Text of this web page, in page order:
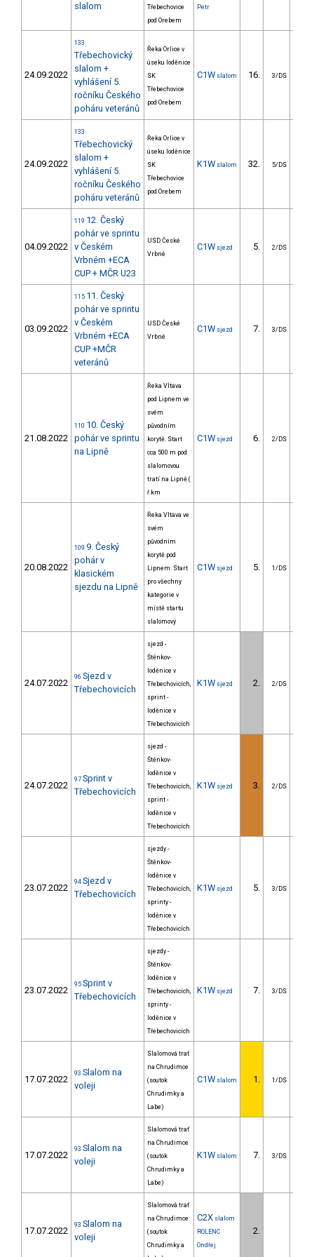
slalom
Třebechovice
pod Orebem
Petr
24.09.2022
133
Třebechovický
slalom +
vyhlášení 5.
ročníku Českého
poháru veteránů
Řeka Orlice v
úseku loděnice
SK
Třebechovice
pod Orebem
C1W slalom 16. 3/DS
24.09.2022
133
Třebechovický
slalom +
vyhlášení 5.
ročníku Českého
poháru veteránů
Řeka Orlice v
úseku loděnice
SK
Třebechovice
pod Orebem
K1W slalom 32. 5/DS
04.09.2022
119 12. Český
pohár ve sprintu
v Českém
Vrbném +ECA
CUP + MČR U23
USD České
Vrbné
C1W sjezd 5. 2/DS
03.09.2022
115 11. Český
pohár ve sprintu
v Českém
Vrbném +ECA
CUP +MČR
veteránů
USD České
Vrbné
C1W sjezd 7. 3/DS
21.08.2022
110 10. Český
pohár ve sprintu
na Lipně
Řeka Vltava
pod Lipnem ve
svém
původním
korytě. Start
cca 500 m pod
slalomovou
tratí na Lipně (
ř.km
C1W sjezd 6. 2/DS
20.08.2022
109 9. Český
pohár v
klasickém
sjezdu na Lipně
Řeka Vltava ve
svém
původním
korytě pod
Lipnem. Start
pro všechny
kategorie v
místě startu
slalomový
C1W sjezd 5. 1/DS
24.07.2022
96 Sjezd v
Třebechovicích
sjezd -
Štěnkov-
loděnice v
Třebechovicích,
sprint -
loděnice v
Třebechovicích
K1W sjezd 2. 2/DS
24.07.2022
97 Sprint v
Třebechovicích
sjezd -
Štěnkov-
loděnice v
Třebechovicích,
sprint -
loděnice v
Třebechovicích
K1W sjezd 3. 2/DS
23.07.2022
94 Sjezd v
Třebechovicích
sjezdy -
Štěnkov-
loděnice v
Třebechovicích,
sprinty -
loděnice v
Třebechovicích
K1W sjezd 5. 3/DS
23.07.2022
95 Sprint v
Třebechovicích
sjezdy -
Štěnkov-
loděnice v
Třebechovicích,
sprinty -
loděnice v
Třebechovicích
K1W sjezd 7. 3/DS
17.07.2022
93 Slalom na
voleji
Slalomová trať
na Chrudimce
(soutok
Chrudimky a
Labe)
C1W slalom 1. 1/DS
17.07.2022
93 Slalom na
voleji
Slalomová trať
na Chrudimce
(soutok
Chrudimky a
Labe)
K1W slalom 7. 3/DS
17.07.2022
93 Slalom na
voleji
Slalomová trať
na Chrudimce
(soutok
Chrudimky a
C2X slalom
ROLENC
Ondřej
2.